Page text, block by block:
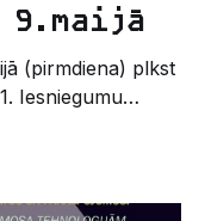
9.maijā
(pirmdiena) plkst